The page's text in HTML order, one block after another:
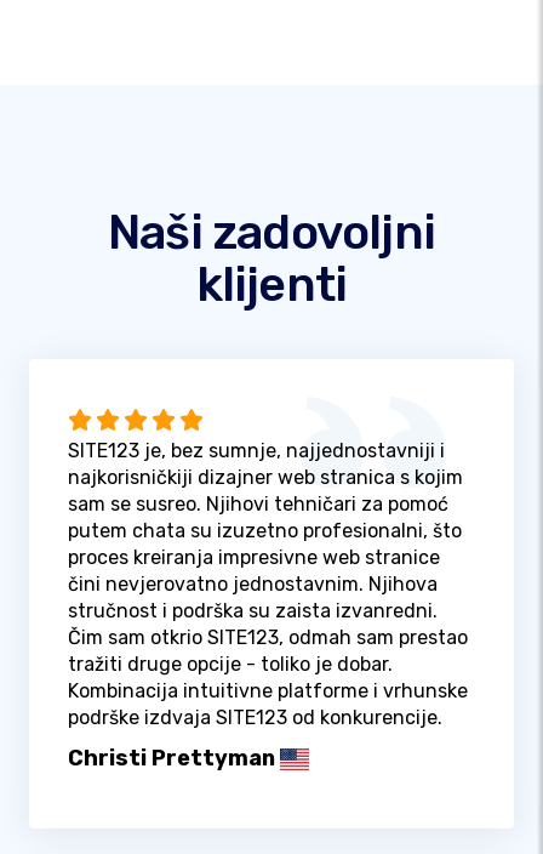
Naši zadovoljni
klijenti
SITE123 je, bez sumnje, najjednostavniji i
najkorisničkiji dizajner web stranica s kojim
sam se susreo. Njihovi tehničari za pomoć
putem chata su izuzetno profesionalni, što
proces kreiranja impresivne web stranice
čini nevjerovatno jednostavnim. Njihova
stručnost i podrška su zaista izvanredni.
Čim sam otkrio SITE123, odmah sam prestao
tražiti druge opcije - toliko je dobar.
Kombinacija intuitivne platforme i vrhunske
podrške izdvaja SITE123 od konkurencije.
Christi Prettyman